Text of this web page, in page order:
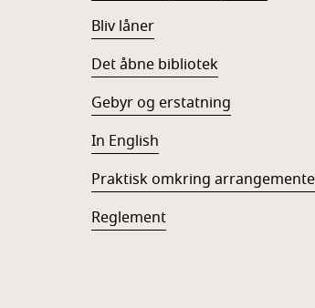
Bliv låner
Det åbne bibliotek
Gebyr og erstatning
In English
Praktisk omkring
Reglement